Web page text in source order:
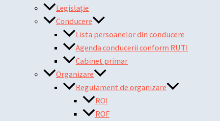
Legislație
Conducere
Lista persoanelor din conducere
Agenda conducerii conform RUTI
Cabinet primar
Organizare
Regulament de organizare
ROI
ROF